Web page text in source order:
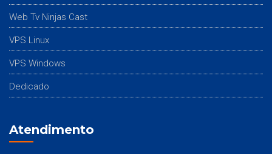
Web Tv Ninjas Cast
VPS Linux
VPS Windows
Dedicado
Atendimento